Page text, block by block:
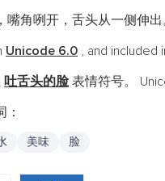
角咧开，舌头从一侧伸
Unicode 6.0 , and included
吐舌头的脸 表情符号。
美味 脸